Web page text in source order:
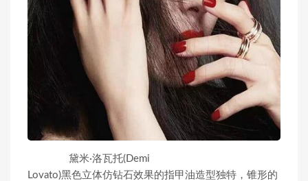
黛米·洛瓦托(Demi
Lovato)黑色立体仿钻石效果的指甲油造型独特，锥形的